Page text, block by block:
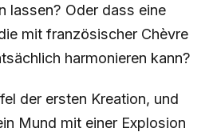
lassen? Oder dass eine
mit französischer Chèvre
harmonieren kann?
der ersten Kreation, und
Mund mit einer Explosion